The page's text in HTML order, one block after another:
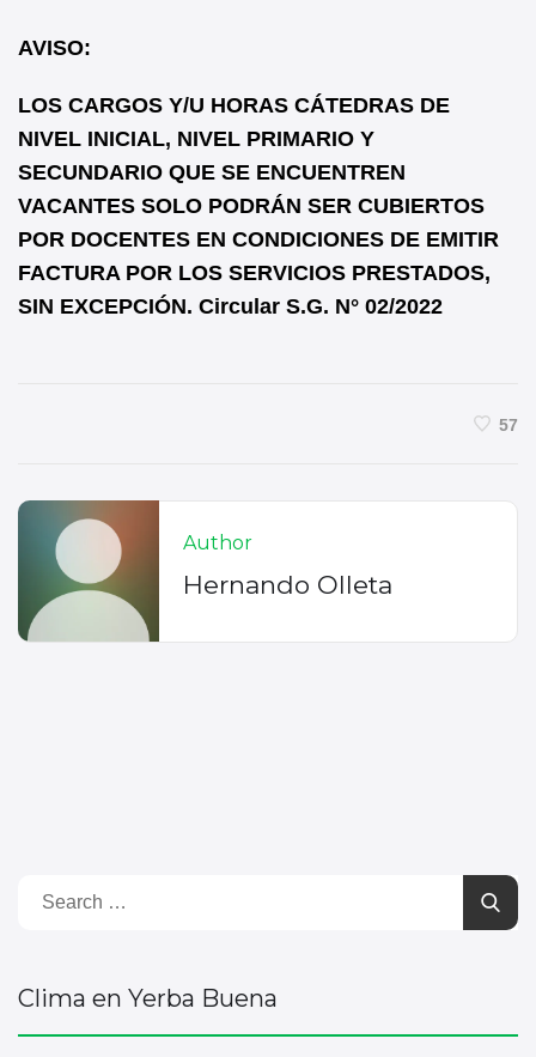
AVISO:
LOS CARGOS Y/U HORAS CÁTEDRAS DE
NIVEL INICIAL, NIVEL PRIMARIO Y
SECUNDARIO QUE SE ENCUENTREN
VACANTES SOLO PODRÁN SER CUBIERTOS
POR DOCENTES EN CONDICIONES DE EMITIR
FACTURA POR LOS SERVICIOS PRESTADOS,
SIN EXCEPCIÓN. Circular S.G. N° 02/2022
57
Author
Hernando Olleta
Clima en Yerba Buena